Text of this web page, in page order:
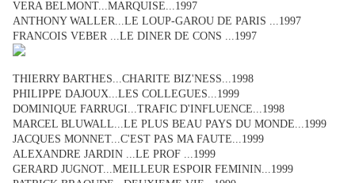
VERA BELMONT...MARQUISE...1997
ANTHONY WALLER...LE LOUP-GAROU DE PARIS ...1997
FRANCOIS VEBER ...LE DINER DE CONS ...1997
THIERRY BARTHES...CHARITE BIZ'NESS...1998
PHILIPPE DAJOUX...LES COLLEGUES...1999
DOMINIQUE FARRUGI...TRAFIC D'INFLUENCE...1998
MARCEL BLUWALL...LE PLUS BEAU PAYS DU MONDE...1999
JACQUES MONNET...C'EST PAS MA FAUTE...1999
ALEXANDRE JARDIN ...LE PROF ...1999
GERARD JUGNOT...MEILLEUR ESPOIR FEMININ...1999